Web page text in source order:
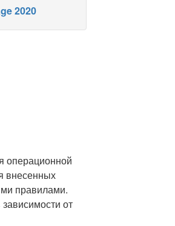
2020
операционной
внесенных
правилами.
от